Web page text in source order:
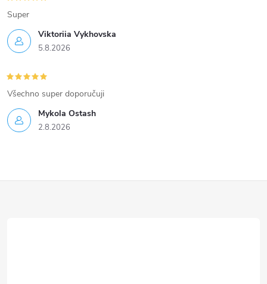
Viktoriia Vykhovska
5.8.2026
Super
Mykola Ostash
2.8.2026
Všechno super doporučuji